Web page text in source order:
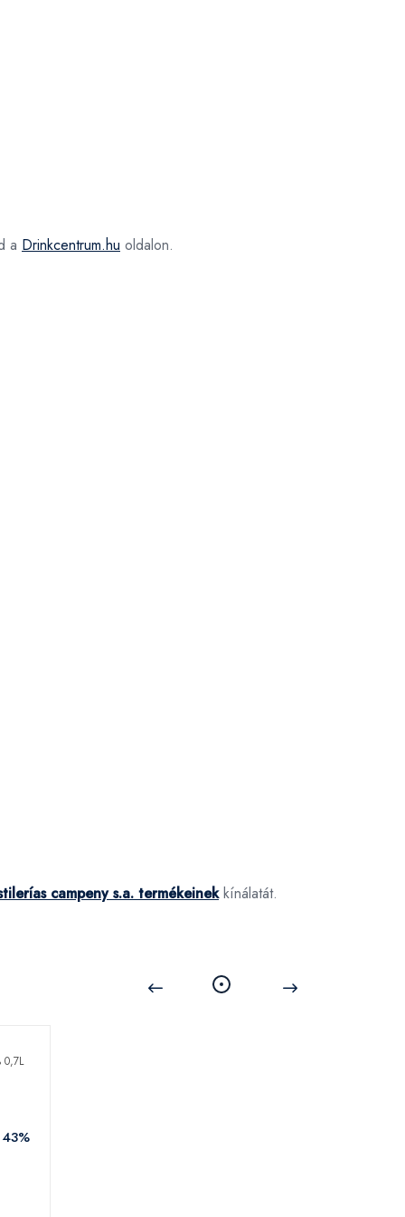
a Drinkcentrum.hu oldalon.
campeny s.a. termékeinekkínálatát.